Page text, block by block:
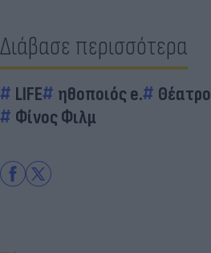
Διάβασε περισσότερα
LIFE ηθοποιός e. Θέατρο
Φίνος Φιλμ